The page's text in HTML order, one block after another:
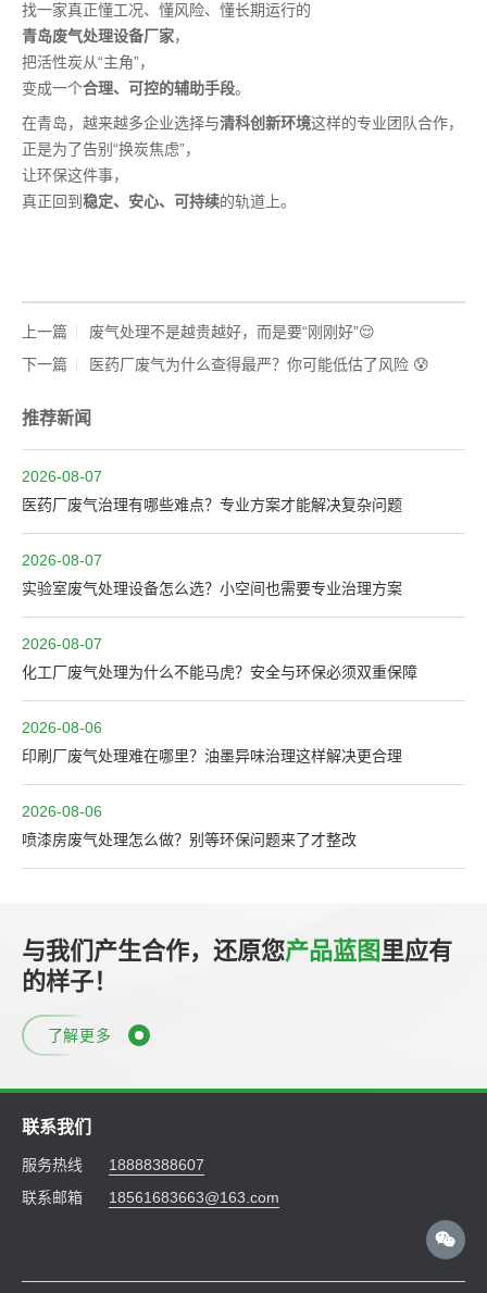
找一家真正懂工况、懂风险、懂长期运行的
青岛废气处理设备厂家，
把活性炭从“主角”，
变成一个合理、可控的辅助手段。
在青岛，越来越多企业选择与清科创新环境这样的专业团队合作，
正是为了告别“换炭焦虑”，
让环保这件事，
真正回到 稳定、安心、可持续的轨道上。
上一篇
废气处理不是越贵越好，而是要“刚刚好”😌
下一篇
医药厂废气为什么查得最严？你可能低估了风险 😰
推荐新闻
2026-08-07
医药厂废气治理有哪些难点？专业方案才能解决复杂问题
2026-08-07
实验室废气处理设备怎么选？小空间也需要专业治理方案
2026-08-07
化工厂废气处理为什么不能马虎？安全与环保必须双重保障
2026-08-06
印刷厂废气处理难在哪里？油墨异味治理这样解决更合理
2026-08-06
喷漆房废气处理怎么做？别等环保问题来了才整改
与我们产生合作，还原您产品蓝图里应有
的样子！
了解更多
联系我们
服务热线
18888388607
联系邮箱
18561683663@163.com